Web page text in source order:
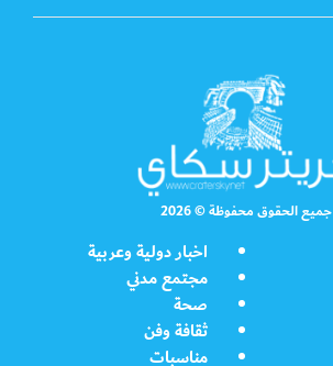
جميع الحقوق محفوظة © 2026
اخبار دولية وعربية
مجتمع مدني
صحة
ثقافة وفن
مناسبات